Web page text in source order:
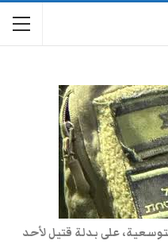
على بدلة قتيل لأحد